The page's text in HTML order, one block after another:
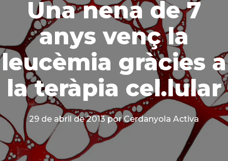
Una nena de 7
anys venç la
leucèmia gràcies a
la teràpia cel.lular
29 de abril de 2013 por Cerdanyola Activa